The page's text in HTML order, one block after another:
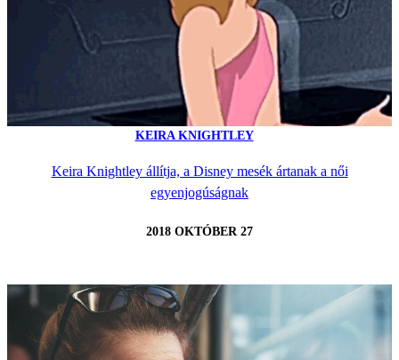
KEIRA KNIGHTLEY
Keira Knightley állítja, a Disney mesék ártanak a női
egyenjogúságnak
2018 OKTÓBER 27